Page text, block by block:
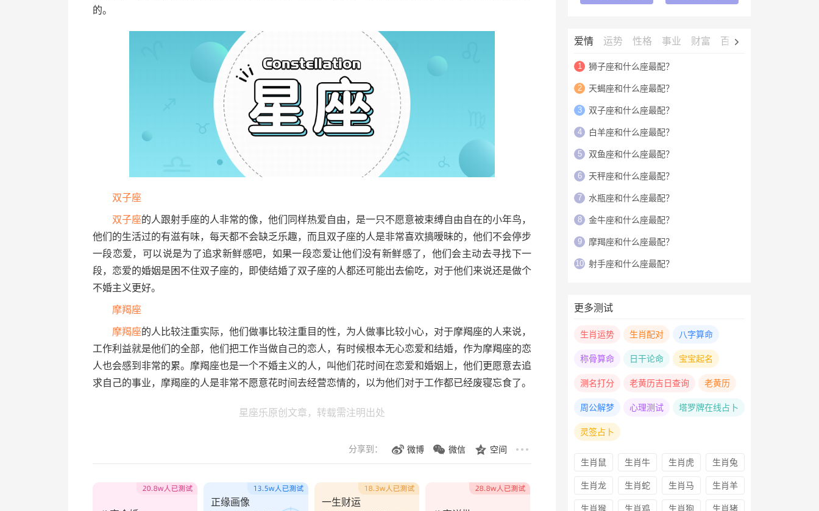
的。
双子座
双子座的人跟射手座的人非常的像，他们同样热爱自由，是一只不愿意被束缚自由自在的小年鸟，
他们的生活过的有滋有味，每天都不会缺乏乐趣，而且双子座的人是非常喜欢搞暧昧的，他们不会停步
一段恋爱，可以说是为了追求新鲜感吧，如果一段恋爱让他们没有新鲜感了，他们会主动去寻找下一
段，恋爱的婚姻是困不住双子座的，即使结婚了双子座的人都还可能出去偷吃，对于他们来说还是做个
不婚主义更好。
摩羯座
摩羯座的人比较注重实际，他们做事比较注重目的性，为人做事比较小心，对于摩羯座的人来说，
工作利益就是他们的全部，他们把工作当做自己的恋人，有时候根本无心恋爱和结婚，作为摩羯座的恋
人也会感到非常的累。摩羯座也是一个不婚主义的人，叫他们花时间在恋爱和婚姻上，他们更愿意去追
求自己的事业，摩羯座的人是非常不愿意花时间去经营恋情的，以为他们对于工作都已经废寝忘食了。
星座乐原创文章，转载需注明出处
分享到： 微博 微信 空间
正缘画像 一生财运
爱情 运势 性格 事业 财富 百科
1 狮子座和什么座最配？
2 天蝎座和什么座最配？
3 双子座和什么座最配？
4 白羊座和什么座最配？
5 双鱼座和什么座最配？
6 天秤座和什么座最配？
7 水瓶座和什么座最配？
8 金牛座和什么座最配？
9 摩羯座和什么座最配？
10 射手座和什么座最配？
更多测试
生肖运势 生肖配对 八字算命
称骨算命 日干论命 宝宝起名
测名打分 老黄历吉日查询 老黄历
周公解梦 心理测试 塔罗牌在线占卜
灵签占卜
生肖鼠 生肖牛 生肖虎 生肖兔
生肖龙 生肖蛇 生肖马 生肖羊
生肖猴 生肖鸡 生肖狗 生肖猪